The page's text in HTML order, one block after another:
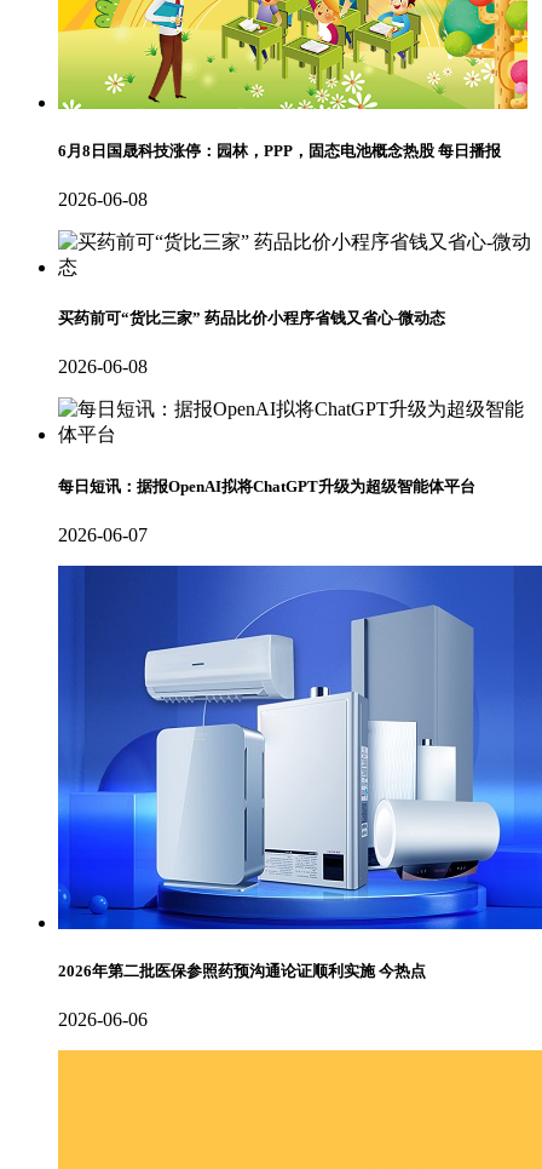
6月8日国晟科技涨停：园林，PPP，固态电池概念热股 每日播报
2026-06-08
买药前可“货比三家” 药品比价小程序省钱又省心-微动态
2026-06-08
每日短讯：据报OpenAI拟将ChatGPT升级为超级智能体平台
2026-06-07
2026年第二批医保参照药预沟通论证顺利实施 今热点
2026-06-06